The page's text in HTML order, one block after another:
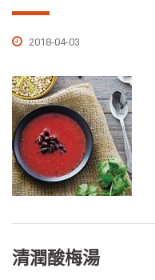
2018-04-03
清潤酸梅湯